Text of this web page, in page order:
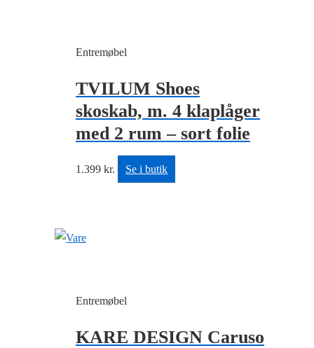
Entremøbel
TVILUM Shoes
skoskab, m. 4 klaplåger
med 2 rum – sort folie
1.399 kr. Se i butik
Entremøbel
KARE DESIGN Caruso